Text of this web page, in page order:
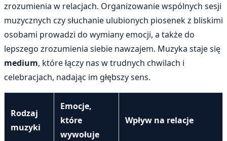
zrozumienia w relacjach. Organizowanie wspólnych sesji
muzycznych czy słuchanie ulubionych piosenek z bliskimi
osobami prowadzi do wymiany emocji, a także do
lepszego zrozumienia siebie nawzajem. Muzyka staje się
medium, które łączy nas w trudnych chwilach i
celebracjach, nadając im głębszy sens.
Rodzaj
muzyki
Emocje,
które
wywołuje
Wpływ na relacje